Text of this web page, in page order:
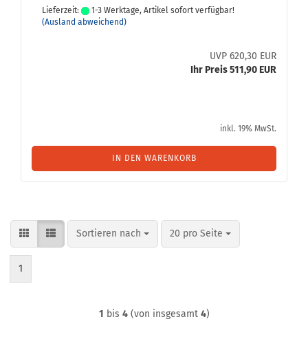
Lieferzeit:
1-3 Werktage, Artikel sofort verfügbar!
(Ausland abweichend)
UVP 620,30 EUR
Ihr Preis 511,90 EUR
inkl. 19% MwSt.
IN DEN WARENKORB
Sortieren nach
Sortieren nach 20 pro Seite
pro Seite
1
1 bis 4(von insgesamt 4)